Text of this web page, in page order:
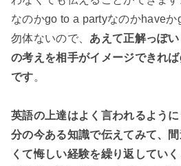
なのかgo to a partyなのかhave
勿体ないので、 あえて正解っぽ
の考えを相手がイメージできれ
です。
英語の上達はよく言われるよう
分の今ある知識で伝えてみて、
くて悔しい経験を繰り返してい